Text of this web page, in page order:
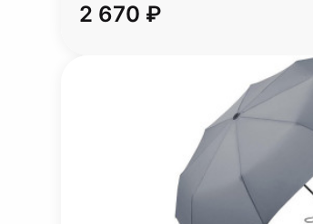
2 670 ₽